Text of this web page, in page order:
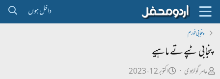
داخل ہوں
پنجابی فورم
پنجابی ٹپے تے ماہیے
ص
عامر گولڑوی
تاکتوبر 12، 2023